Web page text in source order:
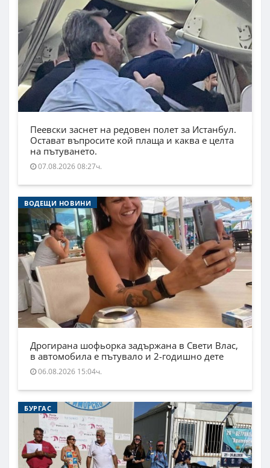
Пеевски заснет на редовен полет за Истанбул.
Остават въпросите кой плаща и каква е целта
на пътуването.
07.08.2026 08:27ч.
ВОДЕЩИ НОВИНИ
Дрогирана шофьорка задържана в Свети Влас,
в автомобила е пътувало и 2-годишно дете
06.08.2026 15:04ч.
БУРГАС